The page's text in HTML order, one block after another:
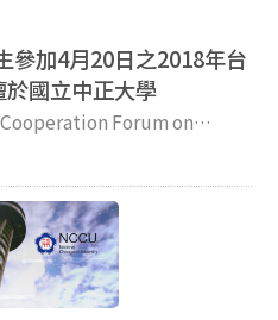
參加4月20日之2018年台
國立中正大學
Forum on
National Chung Cheng
keynote speaker of the
of Institute of
Republic of Korea. In
with reputable
at varied universities